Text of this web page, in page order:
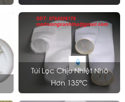
Túi Lọc Chịu Nhiệt Nhỏ
Hơn 135°C